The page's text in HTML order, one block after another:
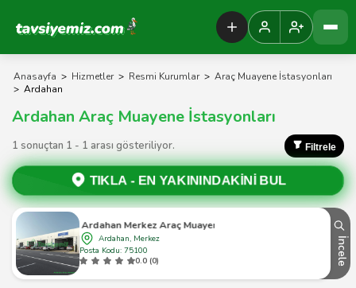
Tavsiyemiz Anasayfa
Anasayfa > Hizmetler > Resmi Kurumlar > Araç Muayene İstasyonları
> Ardahan
Ardahan Araç Muayene İstasyonları
1 sonuçtan 1 - 1 arası gösteriliyor. Filtrele
TIKLA - EN YAKININDAKİNİ BUL
Tüvtürk Ardahan Merkez Araç Muayene İstasyonu
Ardahan, Merkez
Posta Kodu: 75100
0.0 (0)
İncele